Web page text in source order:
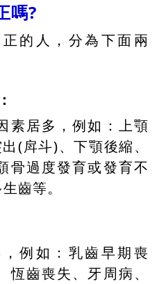
嗎?
的人，分為下面兩
素居多，例如：上顎
(戽斗)、下顎後縮、
骨過度發育或發育不
齒等。
例如：乳齒早期喪
齒喪失、牙周病、